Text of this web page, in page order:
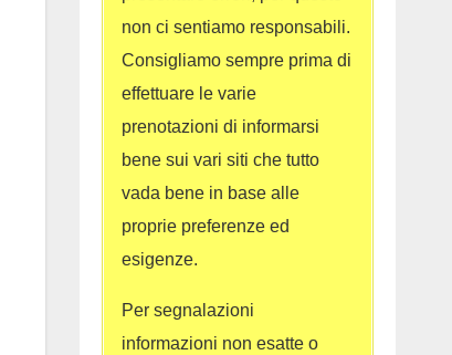
non ci sentiamo responsabili.
Consigliamo sempre prima di
effettuare le varie
prenotazioni di informarsi
bene sui vari siti che tutto
vada bene in base alle
proprie preferenze ed
esigenze.
Per segnalazioni
informazioni non esatte o